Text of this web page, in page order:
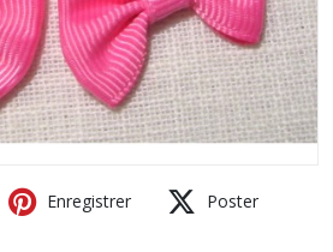
Enregistrer Poster